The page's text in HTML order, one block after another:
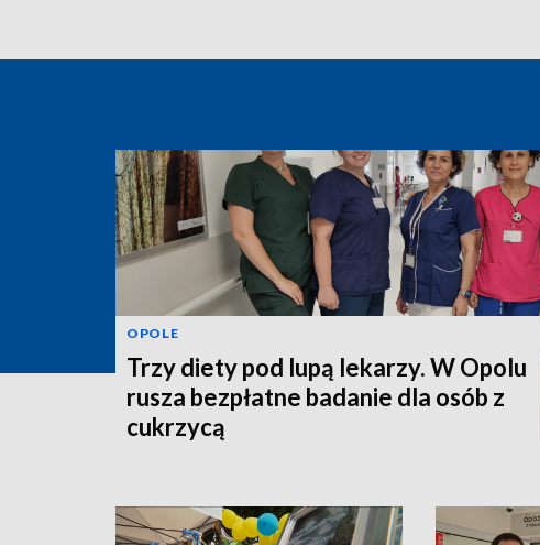
OPOLE
Trzy diety pod lupą lekarzy. W Opolu
rusza bezpłatne badanie dla osób z
cukrzycą